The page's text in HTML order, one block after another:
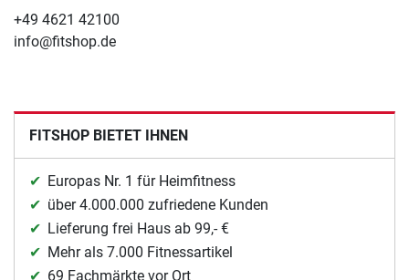
+49 4621 42100
info@fitshop.de
FITSHOP BIETET IHNEN
Europas Nr. 1 für Heimfitness
über 4.000.000 zufriedene Kunden
Lieferung frei Haus ab 99,- €
Mehr als 7.000 Fitnessartikel
69 Fachmärkte vor Ort